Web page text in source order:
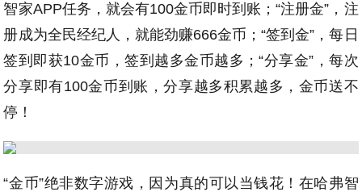
智家APP任务，就会有100金币即时到账；“注册金”，注
册成为全民经纪人，就能劲赚666金币；“签到金”，每日
签到即获10金币，签到越多金币越多；“分享金”，每次
分享即有100金币到账，分享越多积累越多，金币送不
停！
“金币”绝非数字游戏，因为真的可以当钱花！在哈弗智